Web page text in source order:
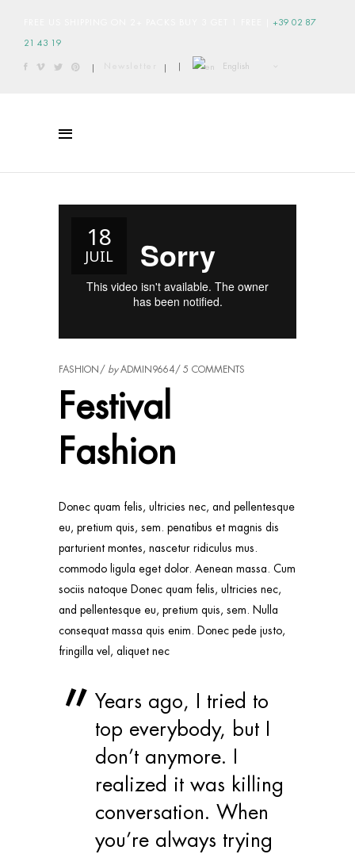
+39 02 87
21 43 19
| | | English
18
JUIL
FASHION byADMIN9664 5 COMMENTS
Festival
Fashion
Donec quam felis, ultricies nec, and pellentesque
eu, pretium quis, sem. penatibus et magnis dis
parturient montes, nascetur ridiculus mus.
commodo ligula eget dolor. Aenean massa. Cum
sociis natoque Donec quam felis, ultricies nec,
and pellentesque eu, pretium quis, sem. Nulla
consequat massa quis enim. Donec pede justo,
fringilla vel, aliquet nec
Years ago, I tried to
top everybody, but I
don’t anymore. I
realized it was killing
conversation. When
you’re always trying